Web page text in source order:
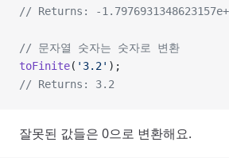
// Returns: -
// 문자열 숫자는 숫자로 변환
toFinite( '3.2' );
// Returns: 3.2
잘못된 값들은 0으로 변환해요.